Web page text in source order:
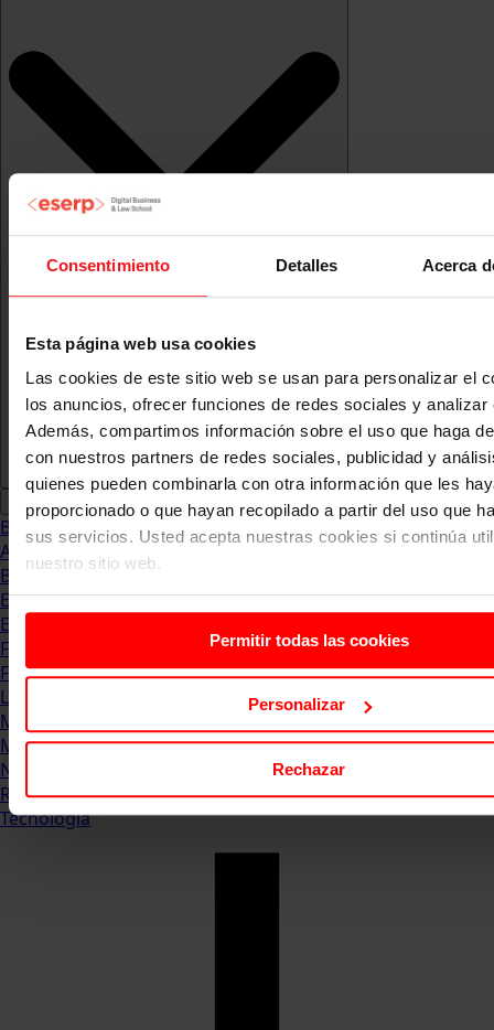
Consentimiento Detalles Acerca
Esta página web usa cookies
Las cookies de este sitio web se usan para personalizar el
los anuncios, ofrecer funciones de redes sociales y analizar
Además, compartimos información sobre el uso que haga
con nuestros partners de redes sociales, publicidad y
quienes pueden combinarla con otra información que les
proporcionado o que hayan recopilado a partir del uso que
sus servicios. Usted acepta nuestras cookies si continúa
nuestro sitio web.
Permitir todas las cookies
Personalizar
Rechazar
Blog
Abogacia
Business
Empleo & Emprendimiento
Empresas
Finanzas
Formación & Estudios
Luxury
Management
Marketing & Comunicación
Negocios
Recursos Humanos
Tecnología